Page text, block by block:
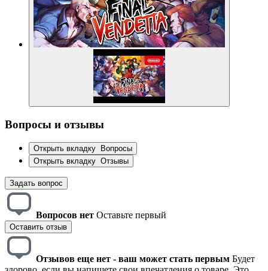
Вопросы и отзывы
Открыть вкладку
Вопросы
Открыть вкладку Отзывы
Задать вопрос
Вопросов нет Оставьте первый
Оставить отзыв
Отзывов еще нет - ваш может стать первым Будет